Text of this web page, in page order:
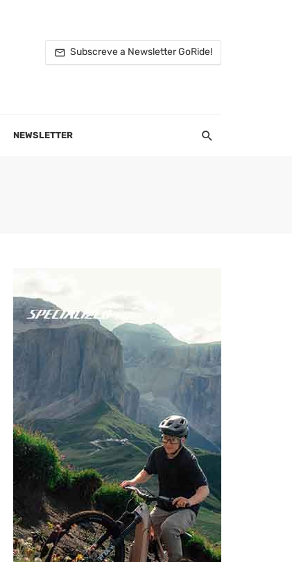
Subscreve a Newsletter GoRide!
NEWSLETTER